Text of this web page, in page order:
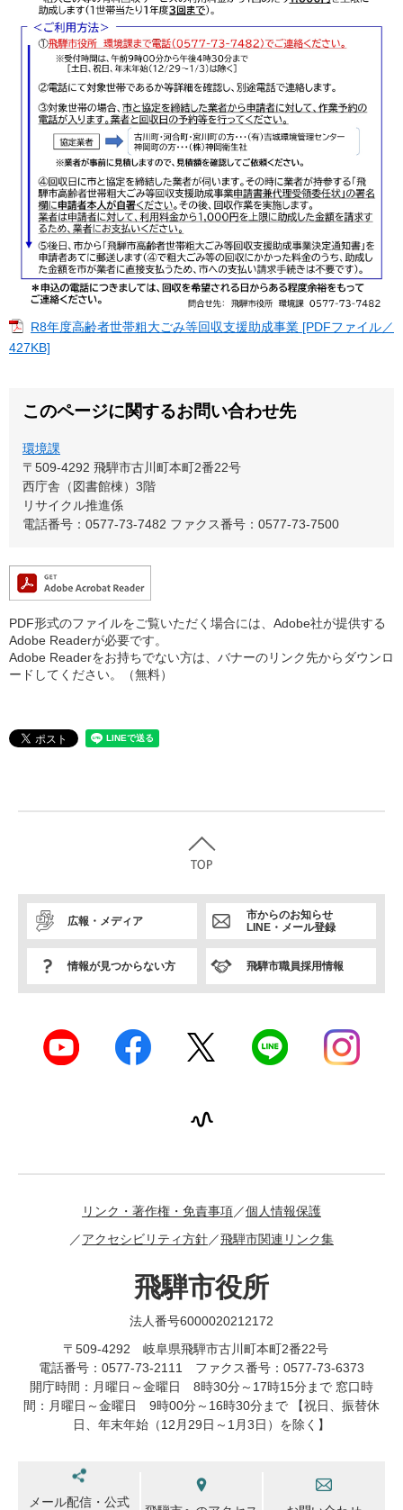
R8年度高齢者世帯粗大ごみ等回収支援助成事業 [PDFファイル／
427KB]
このページに関するお問い合わせ先
環境課
〒509-4292 飛騨市古川町本町2番22号
西庁舎（図書館棟）3階
リサイクル推進係
電話番号：0577-73-7482 ファクス番号：0577-73-7500
PDF形式のファイルをご覧いただく場合には、Adobe社が提供する
Adobe Readerが必要です。
Adobe Readerをお持ちでない方は、バナーのリンク先からダウンロ
ードしてください。（無料）
広報・メディア
市からのお知らせ
LINE・メール登録
情報が見つからない方 飛騨市職員採用情報
リンク・著作権・免責事項
個人情報保護
アクセシビリティ方針
飛騨市関連リンク集
飛騨市役所
法人番号6000020212172
〒509-4292 岐阜県飛騨市古川町本町2番22号
電話番号：0577-73-2111 ファクス番号：0577-73-6373
開庁時間：月曜日～金曜日 8時30分～17時15分まで 窓口時
間：月曜日～金曜日 9時00分～16時30分まで 【祝日、振替休
日、年末年始（12月29日～1月3日）を除く】
メール配信・公式